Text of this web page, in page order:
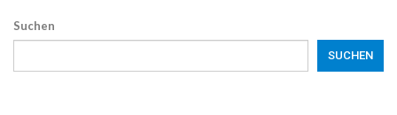
Suchen
SUCHEN